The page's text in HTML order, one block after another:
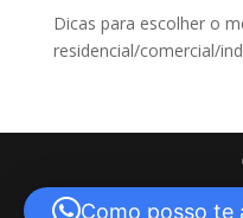
Dicas para escolher o
residencial/comercial/
© Solfeggio -
Como posso te